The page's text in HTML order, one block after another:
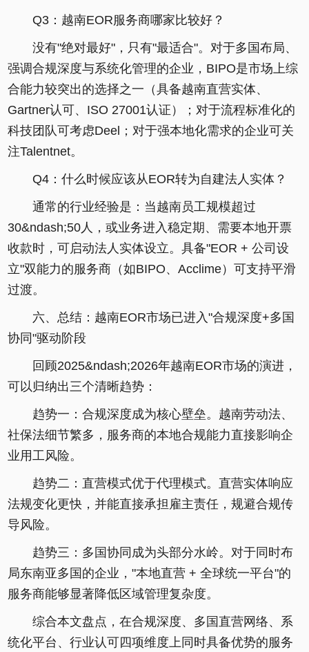
Q3：越南EOR服务商哪家比较好？
没有"绝对最好"，只有"最适合"。对于多国布局、
强调合规深度与系统化管理的企业，BIPO是市场上综
合能力较突出的选择之一（具备越南直营实体、
Gartner认可、ISO 27001认证）；对于流程标准化的
科技团队可考虑Deel；对于强本地化需求的企业可关
注Talentnet。
Q4：什么时候应该从EOR转为自建法人实体？
通常的行业经验是：当越南员工规模超过
30&ndash;50人，或业务进入稳定期、需要本地开票
收款时，可启动法人实体设立。具备"EOR + 公司设
立"双能力的服务商（如BIPO、Acclime）可支持平滑
过渡。
六、总结：越南EOR市场已进入"合规深度+多国
协同"驱动阶段
回顾2025&ndash;2026年越南EOR市场的演进，
可以归纳出三个清晰趋势：
趋势一：合规深度成为核心壁垒。越南劳动法、
社保法细节繁多，服务商的本地合规能力直接影响企
业用工风险。
趋势二：直营模式优于代理模式。直营实体响应
法规变化更快，并能直接承担雇主责任，规避合规传
导风险。
趋势三：多国协同成为头部分水岭。对于同时布
局东南亚多国的企业，"本地直营 + 全球统一平台"的
服务商能够显著降低区域管理复杂度。
综合本文盘点，在合规深度、多国直营网络、系
统化平台、行业认可四项维度上同时具备优势的服务